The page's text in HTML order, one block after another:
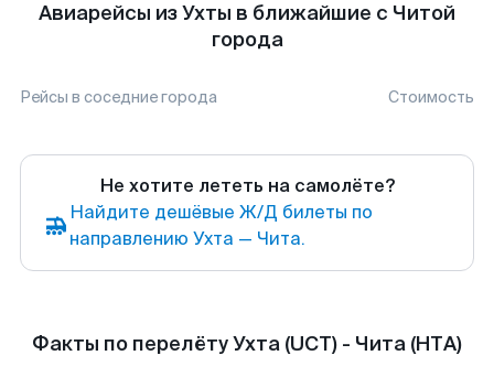
Авиарейсы из Ухты в ближайшие с Читой
города
Рейсы в соседние города Стоимость
Не хотите лететь на самолёте?
Найдите дешёвые Ж/Д билеты по
направлению Ухта — Чита.
Факты по перелёту Ухта (UCT) - Чита (HTA)